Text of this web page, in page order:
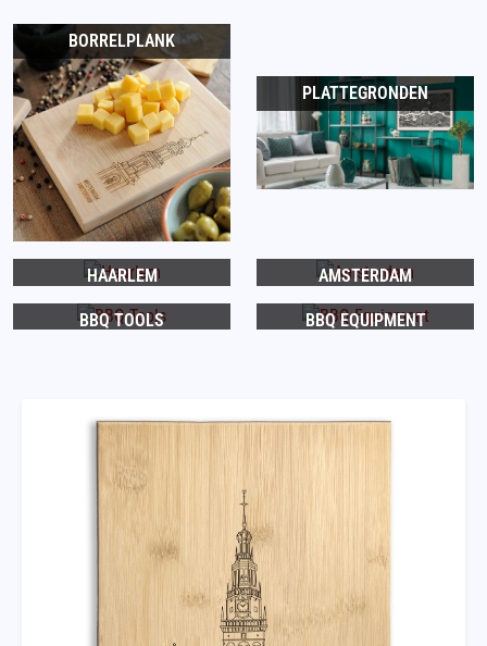
BORRELPLANK
PLATTEGRONDEN
HAARLEM AMSTERDAM
BBQ TOOLS BBQ EQUIPMENT